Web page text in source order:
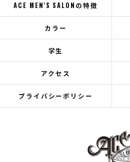
ACE MEN'S SALONの特徴
カラー
学生
アクセス
プライバシーポリシー